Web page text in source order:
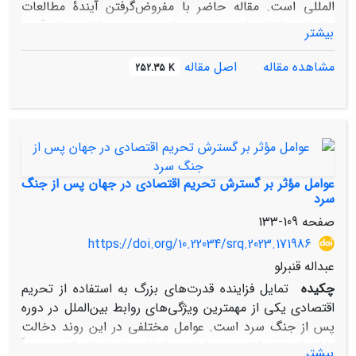
المللی است. مقاله حاضر با مفروض‏‌گرفتن آیندۀ مطالعات
روابط بین‌­الملل با محوریت هوش مصنوعی و کاربردهای آن و
با بهره­‌گیری از روش تحلیلی- توصیفی به دنبالِ پاسخِ به این
سؤال است که «نظریۀ روابط بین‌­الملل» چگونه توسط
بازتولید شاخص­‌های نوآورانۀ نظریه‌­های روابط بین‌­الملل و
استفاده از کارکردهای نظامی، امنیتی، سیاسی، اقتصادی و
حقوقیِ هوش مصنوعی، تأثیر قابل‌‏توجهی در تحول و تطورِ
روابط بین‌­الملل دارد.
بیشتر
مشاهده مقاله
اصل مقاله 252.35 K
عوامل مؤثر بر گسترش تحریم اقتصادی در جهان پس از جنگ
سرد
صفحه 109-133
https://doi.org/10.22034/srq.2023.171986
عبداله قنبرلو
چکیده
تمایل فزاینده قدرت‌های بزرگ به استفاده از تحریم
اقتصادی یکی از مهمترین ویژگی‌های روابط بین‌الملل در دوره
پس از جنگ سرد است. عوامل مختلفی در این روند دخالت
داشته‌اند. تحولاتی در روابط بین‌الملل رخ داده‌اند که مجموعاً